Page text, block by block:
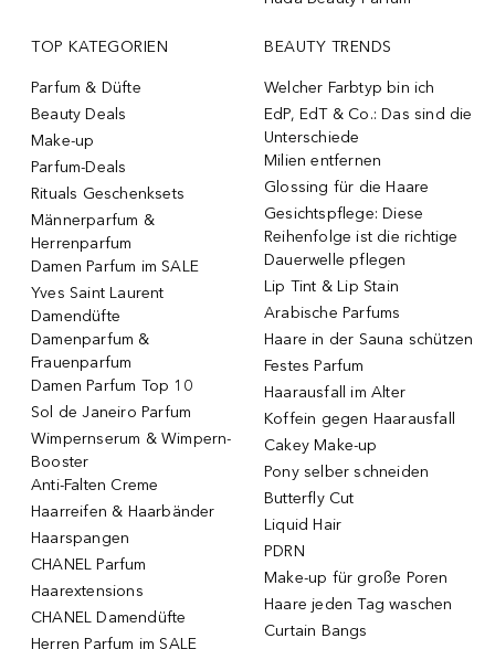
TOP KATEGORIEN
Parfum & Düfte
Beauty Deals
Make-up
Parfum-Deals
Rituals Geschenksets
Männerparfum &
Herrenparfum
Damen Parfum im SALE
Yves Saint Laurent
Damendüfte
Damenparfum &
Frauenparfum
Damen Parfum Top 10
Sol de Janeiro Parfum
Wimpernserum & Wimpern-
Booster
Anti-Falten Creme
Haarreifen & Haarbänder
Haarspangen
CHANEL Parfum
Haarextensions
CHANEL Damendüfte
Herren Parfum im SALE
BEAUTY TRENDS
Welcher Farbtyp bin ich
EdP, EdT & Co.: Das sind die
Unterschiede
Milien entfernen
Glossing für die Haare
Gesichtspflege: Diese
Reihenfolge ist die richtige
Dauerwelle pflegen
Lip Tint & Lip Stain
Arabische Parfums
Haare in der Sauna schützen
Festes Parfum
Haarausfall im Alter
Koffein gegen Haarausfall
Cakey Make-up
Pony selber schneiden
Butterfly Cut
Liquid Hair
PDRN
Make-up für große Poren
Haare jeden Tag waschen
Curtain Bangs